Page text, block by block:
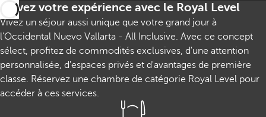
Élevez votre expérience avec le Royal Level
Vivez un séjour aussi unique que votre grand jour à
l'Occidental Nuevo Vallarta - All Inclusive. Avec ce concept
sélect, profitez de commodités exclusives, d'une attention
personnalisée, d'espaces privés et d'avantages de première
classe. Réservez une chambre de catégorie Royal Level pour
accéder à ces services.